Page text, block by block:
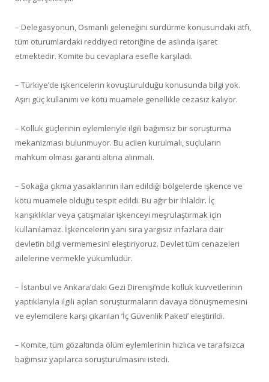
– Delegasyonun, Osmanlı geleneğini sürdürme konusundaki atfı,
tüm oturumlardaki reddiyeci retoriğine de aslında işaret
etmektedir. Komite bu cevaplara esefle karşıladı.
– Türkiye’de işkencelerin kovuşturulduğu konusunda bilgi yok.
Aşırı güç kullanımı ve kötü muamele genellikle cezasız kalıyor.
– Kolluk güçlerinin eylemleriyle ilgili bağımsız bir soruşturma
mekanizması bulunmuyor. Bu acilen kurulmalı, suçluların
mahkum olması garanti altına alınmalı.
– Sokağa çıkma yasaklarının ilan edildiği bölgelerde işkence ve
kötü muamele olduğu tespit edildi. Bu ağır bir ihlaldir. İç
karışıklıklar veya çatışmalar işkenceyi meşrulaştırmak için
kullanılamaz. İşkencelerin yanı sıra yargısız infazlara dair
devletin bilgi vermemesini eleştiriyoruz. Devlet tüm cenazeleri
ailelerine vermekle yükümlüdür.
– İstanbul ve Ankara’daki Gezi Direnişi’nde kolluk kuvvetlerinin
yaptıklarıyla ilgili açılan soruşturmaların davaya dönüşmemesini
ve eylemcilere karşı çıkarılan ‘İç Güvenlik Paketi’ eleştirildi.
– Komite, tüm gözaltında ölüm eylemlerinin hızlıca ve tarafsızca
bağımsız yapılarca soruşturulmasını istedi.